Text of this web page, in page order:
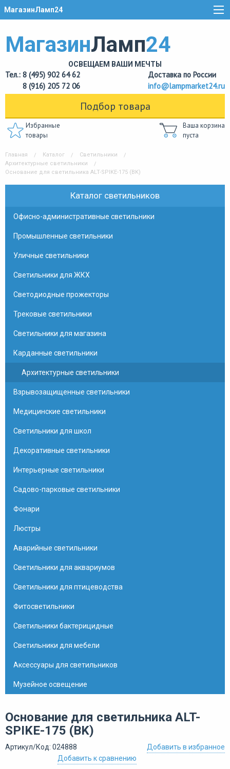
МагазинЛамп24
МагазинЛамп24
ОСВЕЩАЕМ ВАШИ МЕЧТЫ
Тел.: 8 (495) 902 64 62
8 (916) 205 72 06
Доставка по России
info@lampmarket24.ru
Подбор товара
Избранные
товары
Ваша корзина
пуста
Главная Каталог
Светильники
Архитектурные светильники
Основание для светильника ALT-SPIKE-175 (BK)
Каталог светильников
Офисно-административные светильники
Промышленные светильники
Уличные светильники
Светильники для ЖКХ
Светодиодные прожекторы
Трековые светильники
Светильники для магазина
Карданные светильники
Архитектурные светильники
Взрывозащищенные светильники
Медицинские светильники
Светильники для школ
Декоративные светильники
Интерьерные светильники
Садово-парковые светильники
Фонари
Люстры
Аварийные светильники
Светильники для аквариумов
Светильники для птицеводства
Фитосветильники
Светильники бактерицидные
Светильники для мебели
Аксессуары для светильников
Музейное освещение
Основание для светильника ALT-
SPIKE-175 (BK)
Артикул/Код: 024888
Добавить в избранное
Добавить к сравнению